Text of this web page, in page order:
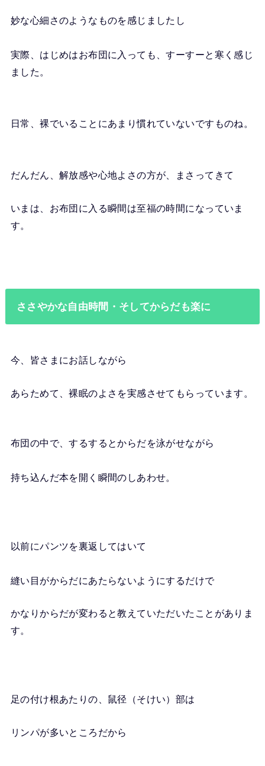
妙な心細さのようなものを感じましたし
実際、はじめはお布団に入っても、すーすーと寒く感じ
ました。
日常、裸でいることにあまり慣れていないですものね。
だんだん、解放感や心地よさの方が、まさってきて
いまは、お布団に入る瞬間は至福の時間になっていま
す。
ささやかな自由時間・そしてからだも楽に
今、皆さまにお話しながら
あらためて、裸眠のよさを実感させてもらっています。
布団の中で、するするとからだを泳がせながら
持ち込んだ本を開く瞬間のしあわせ。
以前にパンツを裏返してはいて
縫い目がからだにあたらないようにするだけで
かなりからだが変わると教えていただいたことがありま
す。
足の付け根あたりの、鼠径（そけい）部は
リンパが多いところだから